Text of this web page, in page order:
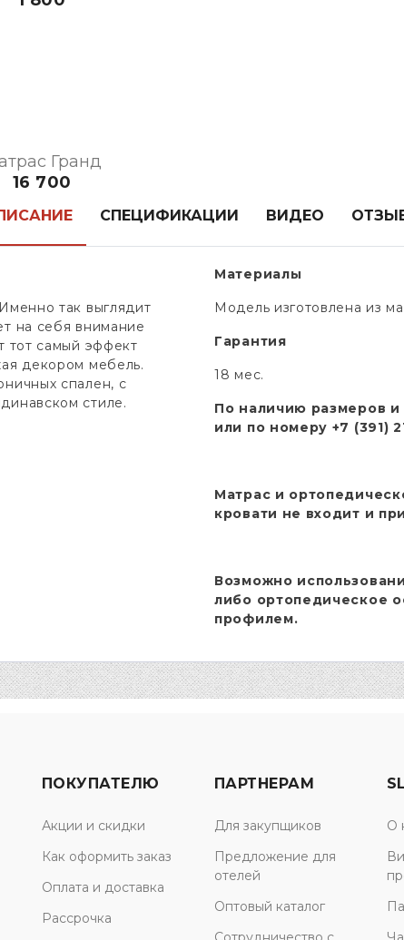
Гранд
16 700
СПЕЦИФИКАЦИИ ВИДЕО
так выглядит
на себя внимание
тот самый эффект
декором мебель.
спален, с
стиле.
Материалы
Модель изготовлена из
Гарантия
18 мес.
По наличию размеров и
или по номеру +7 (391)
Матрас и
кровати не входит и
Возможно
либо ортопедическое
профилем.
ПОКУПАТЕЛЮ
Акции и скидки
Как оформить заказ
Оплата и доставка
Рассрочка
ПАРТНЕРАМ
Для закупщиков
Предложение для
отелей
Оптовый каталог
О